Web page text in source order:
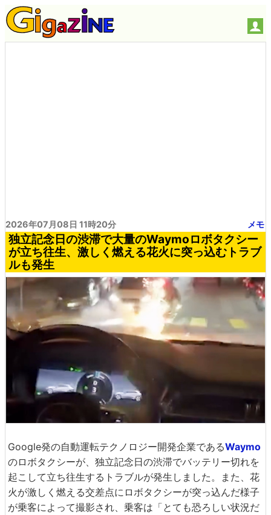
2026年07月08日 11時20分 メモ
独立記念日の渋滞で大量のWaymoロボタクシー
が立ち往生、激しく燃える花火に突っ込むトラブ
ルも発生
Google発の自動運転テクノロジー開発企業であるWaymo
のロボタクシーが、独立記念日の渋滞でバッテリー切れを
起こして立ち往生するトラブルが発生しました。また、花
火が激しく燃える交差点にロボタクシーが突っ込んだ様子
が乗客によって撮影され、乗客は「とても恐ろしい状況だ